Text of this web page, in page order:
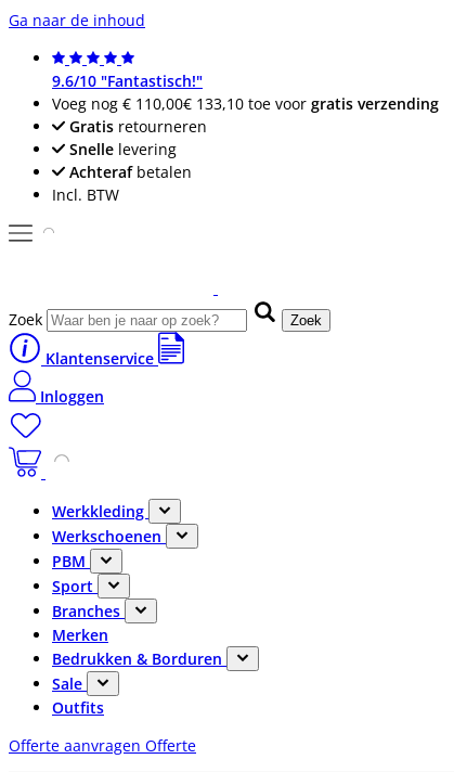
Ga naar de inhoud
9.6/10 "Fantastisch!"
Voeg nog € 110,00€ 133,10 toe voor gratis verzending
Gratis retourneren
Snelle levering
Achterafbetalen
Incl. BTW
Zoek Zoek
Klantenservice
Inloggen
Werkkleding
Werkschoenen
PBM
Sport
Branches
Merken
Bedrukken & Borduren
Sale
Outfits
Offerte aanvragen Offerte